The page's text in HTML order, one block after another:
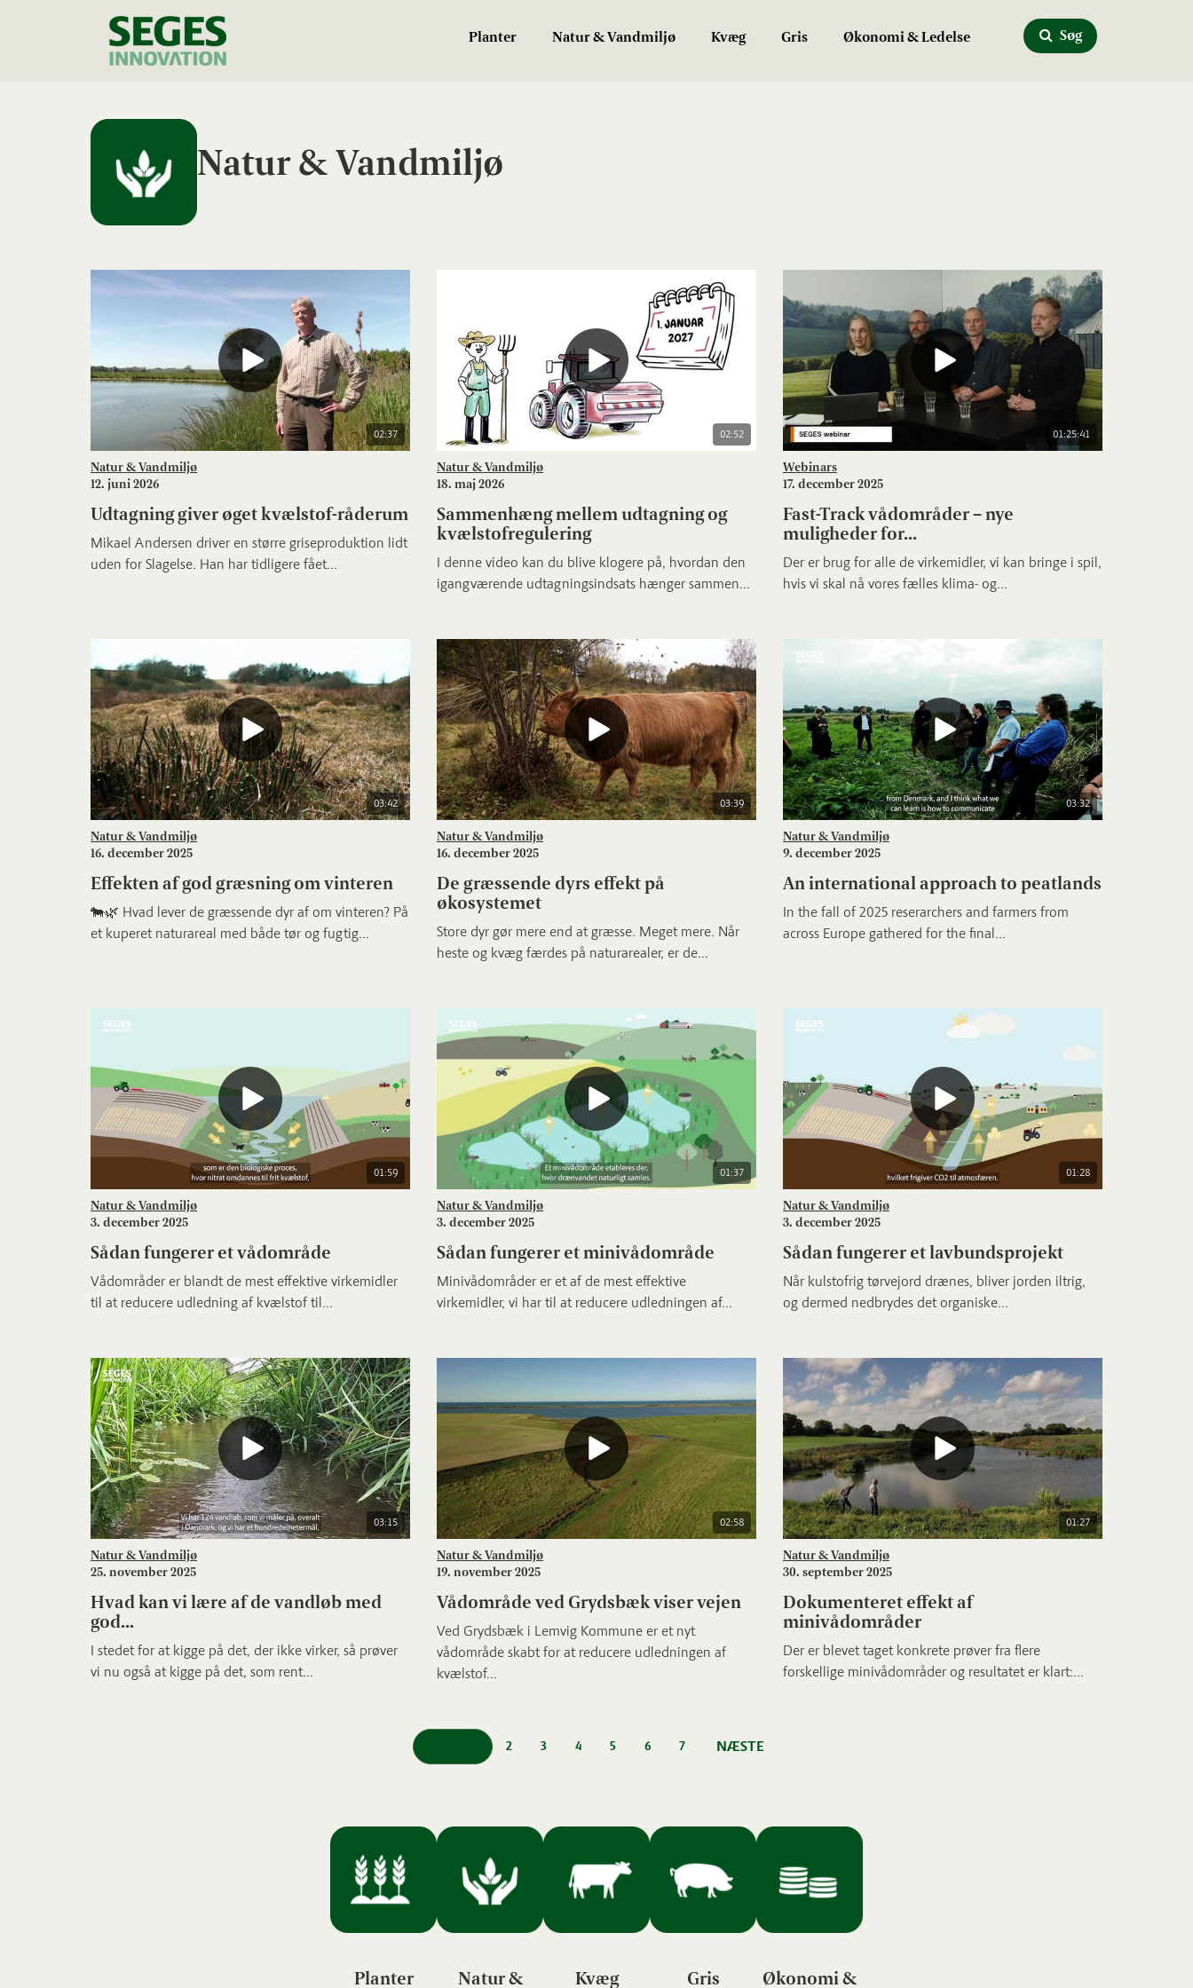
Planter Natur & Vandmiljø Kvæg Gris Økonomi & Ledelse Søg
Natur & Vandmiljø
02:37
Natur & Vandmiljø
12. juni 2026
Udtagning giver øget kvælstof-råderum
Mikael Andersen driver en større griseproduktion lidt
uden for Slagelse. Han har tidligere fået...
02:52
Natur & Vandmiljø
18. maj 2026
Sammenhæng mellem udtagning og
kvælstofregulering
I denne video kan du blive klogere på, hvordan den
igangværende udtagningsindsats hænger sammen...
01:25:41
Webinars
17. december 2025
Fast-Track vådområder – nye
muligheder for...
Der er brug for alle de virkemidler, vi kan bringe i spil,
hvis vi skal nå vores fælles klima- og...
03:42
Natur & Vandmiljø
16. december 2025
Effekten af god græsning om vinteren
🐄🌿 Hvad lever de græssende dyr af om vinteren? På
et kuperet naturareal med både tør og fugtig...
03:39
Natur & Vandmiljø
16. december 2025
De græssende dyrs effekt på
økosystemet
Store dyr gør mere end at græsse. Meget mere. Når
heste og kvæg færdes på naturarealer, er de...
03:32
Natur & Vandmiljø
9. december 2025
An international approach to peatlands
In the fall of 2025 reserarchers and farmers from
across Europe gathered for the final...
01:59
Natur & Vandmiljø
3. december 2025
Sådan fungerer et vådområde
Vådområder er blandt de mest effektive virkemidler
til at reducere udledning af kvælstof til...
01:37
Natur & Vandmiljø
3. december 2025
Sådan fungerer et minivådområde
Minivådområder er et af de mest effektive
virkemidler, vi har til at reducere udledningen af...
01:28
Natur & Vandmiljø
3. december 2025
Sådan fungerer et lavbundsprojekt
Når kulstofrig tørvejord drænes, bliver jorden iltrig,
og dermed nedbrydes det organiske...
03:15
Natur & Vandmiljø
25. november 2025
Hvad kan vi lære af de vandløb med
god...
I stedet for at kigge på det, der ikke virker, så prøver
vi nu også at kigge på det, som rent...
02:58
Natur & Vandmiljø
19. november 2025
Vådområde ved Grydsbæk viser vejen
Ved Grydsbæk i Lemvig Kommune er et nyt
vådområde skabt for at reducere udledningen af
kvælstof...
01:27
Natur & Vandmiljø
30. september 2025
Dokumenteret effekt af
minivådområder
Der er blevet taget konkrete prøver fra flere
forskellige minivådområder og resultatet er klart:...
2 3 4 5 6 7 NÆSTE
Planter
Natur &
Kvæg Gris
Økonomi &